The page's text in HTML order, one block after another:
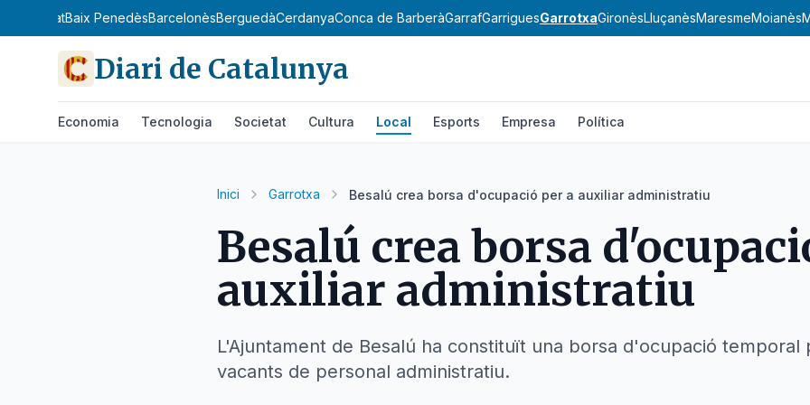
LlobregatBaix PenedèsBarcelonèsBerguedàCerdanyaConca de BarberàGarrafGarriguesGarrotxaGironèsLluçanèsMaresmeMoianès
Diari de Catalunya
Economia Tecnologia Societat Cultura Local Esports Empresa Política
Inici Garrotxa Besalú crea borsa d'ocupació per a auxiliar administratiu
Besalú crea borsa
auxiliar administratiu
L'Ajuntament de Besalú ha constituït una borsa d'ocupació
vacants de personal administratiu.